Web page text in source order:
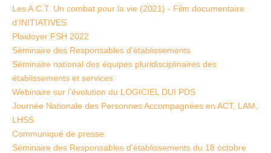
Les A.C.T. Un combat pour la vie (2021) - Film documentaire
d’INITIATIVES
Plaidoyer FSH 2022
Séminaire des Responsables d’établissements
Séminaire national des équipes pluridisciplinaires des
établissements et services
Webinaire sur l’évolution du LOGICIEL DUI PDS
Journée Nationale des Personnes Accompagnées en ACT, LAM,
LHSS
Communiqué de presse
Séminaire des Responsables d’établissements du 18 octobre